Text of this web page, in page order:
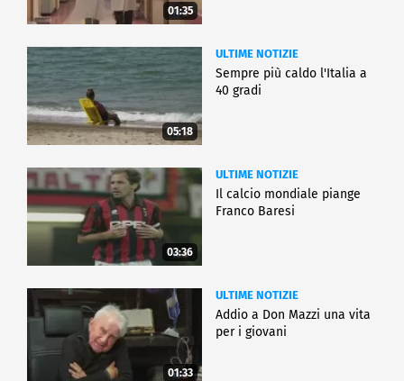
01:35
05:18
ULTIME NOTIZIE
Sempre più caldo l'Italia a
40 gradi
03:36
ULTIME NOTIZIE
Il calcio mondiale piange
Franco Baresi
01:33
ULTIME NOTIZIE
Addio a Don Mazzi una vita
per i giovani